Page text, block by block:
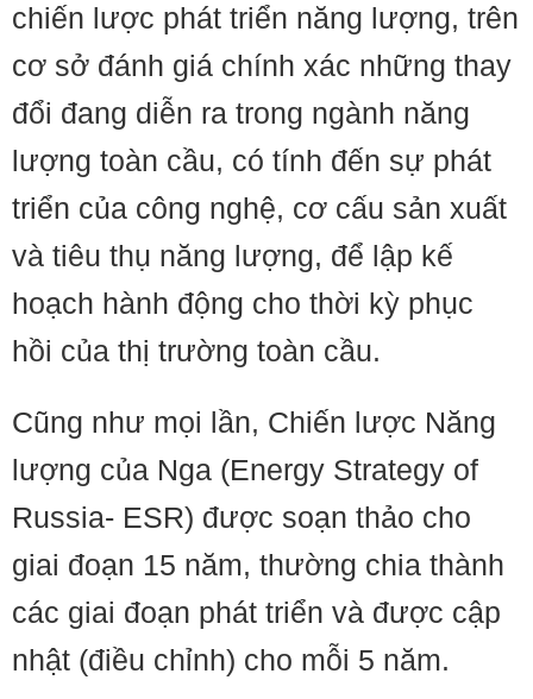
chiến lược phát triển năng lượng, trên
cơ sở đánh giá chính xác những thay
đổi đang diễn ra trong ngành năng
lượng toàn cầu, có tính đến sự phát
triển của công nghệ, cơ cấu sản xuất
và tiêu thụ năng lượng, để lập kế
hoạch hành động cho thời kỳ phục
hồi của thị trường toàn cầu.
Cũng như mọi lần, Chiến lược Năng
lượng của Nga (Energy Strategy of
Russia- ESR) được soạn thảo cho
giai đoạn 15 năm, thường chia thành
các giai đoạn phát triển và được cập
nhật (điều chỉnh) cho mỗi 5 năm.